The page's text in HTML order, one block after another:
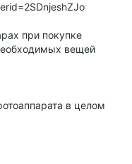
при покупке
вещей
в целом